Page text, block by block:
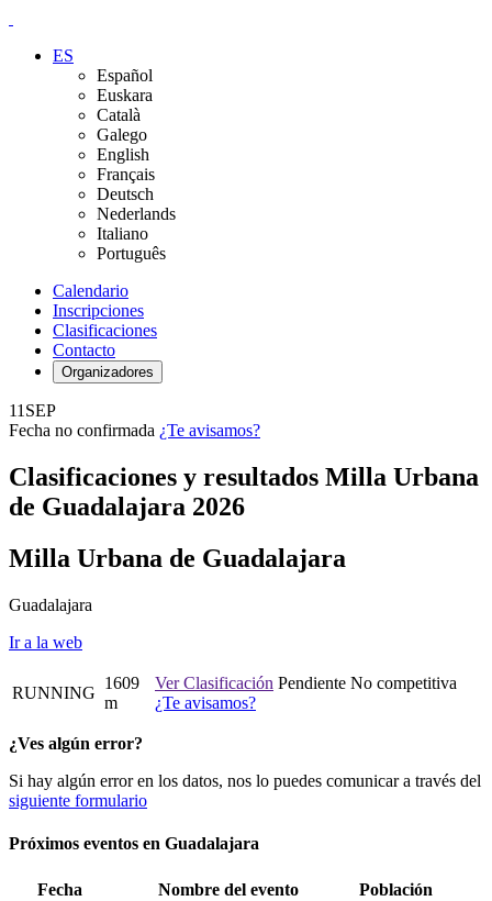
ES
Español
Euskara
Català
Galego
English
Français
Deutsch
Nederlands
Italiano
Português
Calendario
Inscripciones
Clasificaciones
Contacto
Organizadores
11 SEP
Fecha no confirmada ¿Te avisamos?
Clasificaciones y resultados Milla Urbana
de Guadalajara 2026
Milla Urbana de Guadalajara
Guadalajara
Ir a la web
RUNNING
1609
m
Ver Clasificación Pendiente No competitiva
¿Te avisamos?
¿Ves algún error?
Si hay algún error en los datos, nos lo puedes comunicar a través del
siguiente formulario
Próximos eventos en Guadalajara
Fecha Nombre del evento
Población